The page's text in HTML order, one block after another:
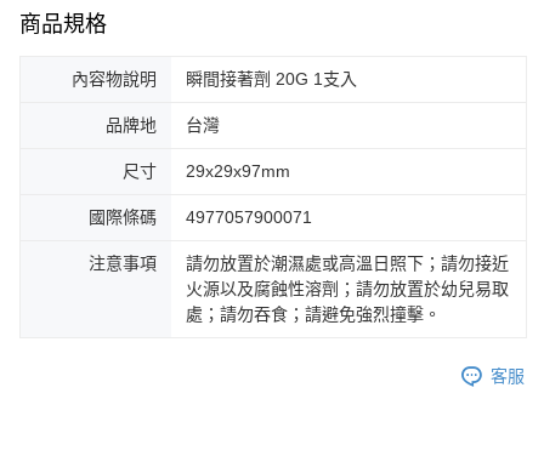
商品規格
內容物說明 瞬間接著劑 20G 1支入
品牌地 台灣
尺寸 29x29x97mm
國際條碼 4977057900071
注意事項
請勿放置於潮濕處或高溫日照下；請勿接近
火源以及腐蝕性溶劑；請勿放置於幼兒易取
處；請勿吞食；請避免強烈撞擊。
客服